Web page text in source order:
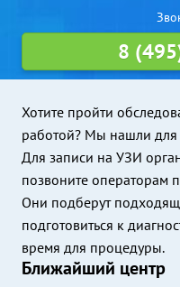
Хотите пройти
работой? Мы нашли для
Для записи на УЗИ
позвоните операторам
Они подберут
подготовиться к
время для процедуры.
Ближайший центр
8